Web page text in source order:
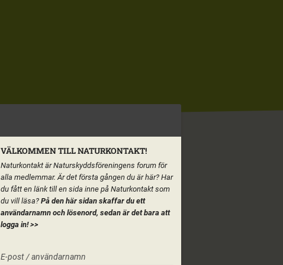
VÄLKOMMEN TILL NATURKONTAKT!
Naturkontakt är Naturskyddsföreningens forum för
alla medlemmar. Är det första gången du är här? Har
du fått en länk till en sida inne på Naturkontakt som
du vill läsa? På den här sidan skaffar du ett
användarnamn och lösenord, sedan är det bara att
logga in!>>
E-post / användarnamn